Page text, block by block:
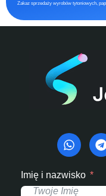
Zakaz sprzedaży wyrobów tytoniowych,
Imię i nazwisko